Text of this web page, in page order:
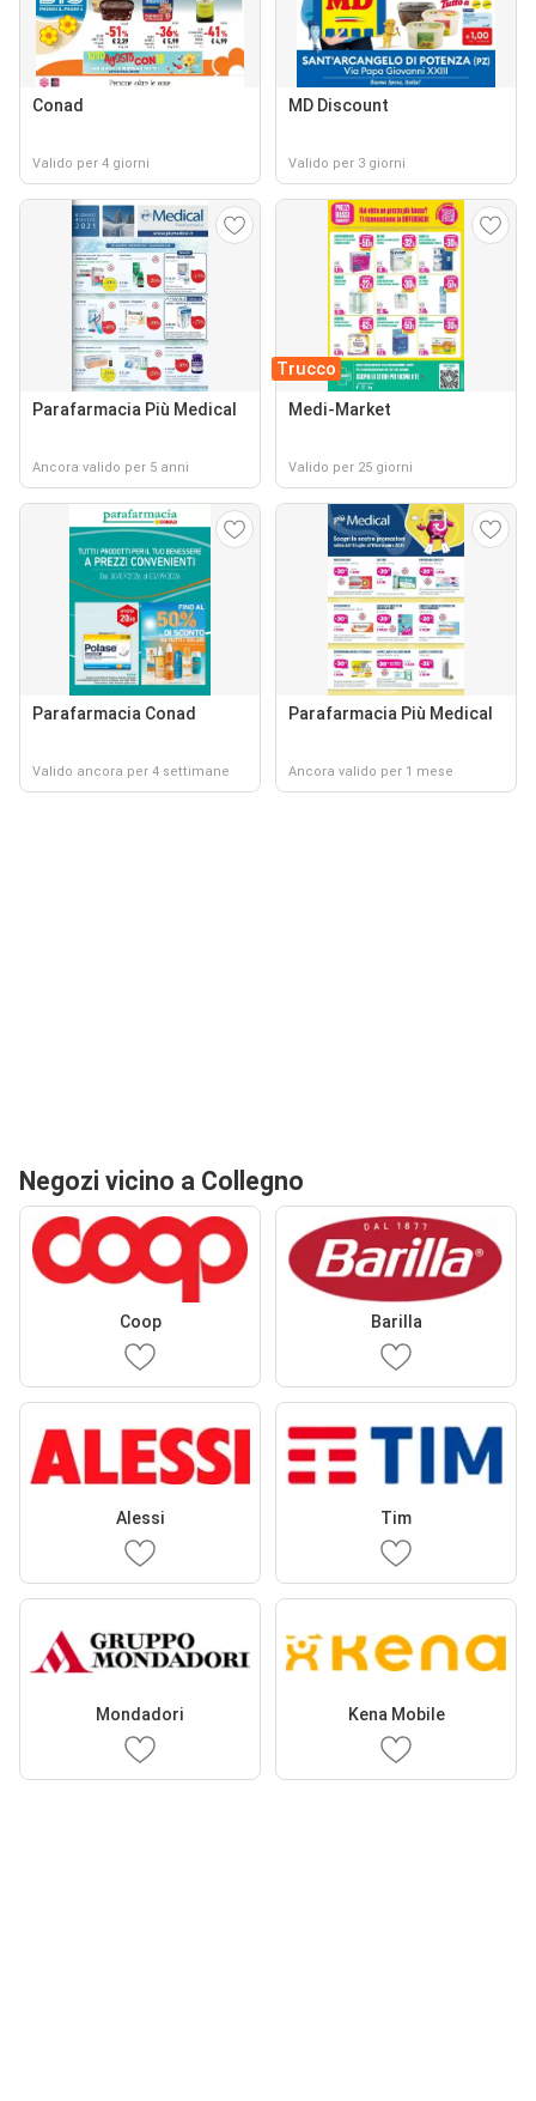
Conad
Valido per 4 giorni
MD Discount
Valido per 3 giorni
Parafarmacia Più Medical
Ancora valido per 5 anni
Trucco
Medi-Market
Valido per 25 giorni
Parafarmacia Conad
Valido ancora per 4 settimane
Parafarmacia Più Medical
Ancora valido per 1 mese
Negozi vicino a Collegno
Coop Barilla
Alessi Tim
Mondadori Kena Mobile